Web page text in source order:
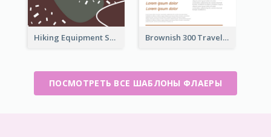
Hiking Equipment Selling Brown Blobs Flyer Brownish 300 Traveling to Dessert Flyer
ПОСМОТРЕТЬ ВСЕ ШАБЛОНЫ ФЛАЕРЫ